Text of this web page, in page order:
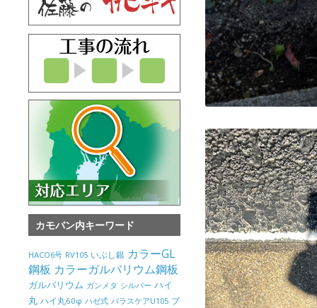
カモバン内キーワード
HACO6号 RV105 いぶし銀 カラーGL
鋼板 カラーガルバリウム鋼板
ガルバリウム ガンメタ シルバー ハイ
丸 ハイ丸60φ ハゼ式 パラスケアU105 ブ